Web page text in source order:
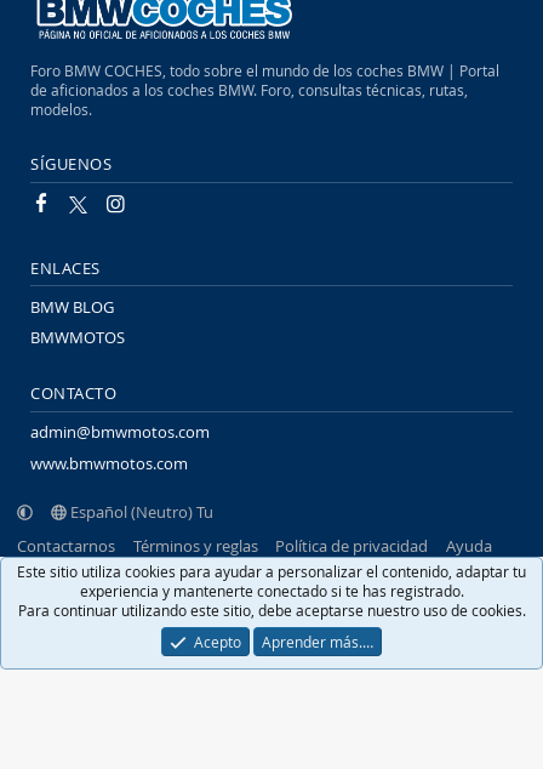
Foro BMW COCHES, todo sobre el mundo de los coches BMW | Portal
de aficionados a los coches BMW. Foro, consultas técnicas, rutas,
modelos.
SÍGUENOS
ENLACES
BMW BLOG
BMWMOTOS
CONTACTO
admin@bmwmotos.com
www.bmwmotos.com
Español (Neutro) Tu
Contactarnos
Términos y reglas Política de privacidad
Ayuda
Portal
R
S
Community platform by XenForo® © 2010-2026 XenForo Ltd.
XenFacil.com. © 2010-2019
Este sitio utiliza cookies para ayudar a personalizar el contenido, adaptar tu
experiencia y mantenerte conectado si te has registrado.
Para continuar utilizando este sitio, debe aceptarse nuestro uso de cookies.
Acepto
Aprender más.…